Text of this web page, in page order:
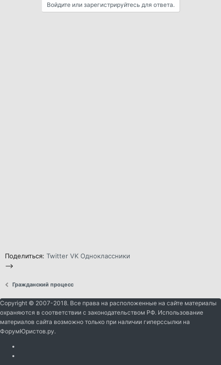
Войдите или зарегистрируйтесь для ответа.
Поделиться: Twitter VK Одноклассники
-->
Гражданский процесс
Copyright © 2007-2018. Все права на расположенные на сайте материалы
охраняются в соответствии с законодательством РФ. Использование
материалов сайта возможно только при наличии гиперссылки на
ФорумЮристов.ру.